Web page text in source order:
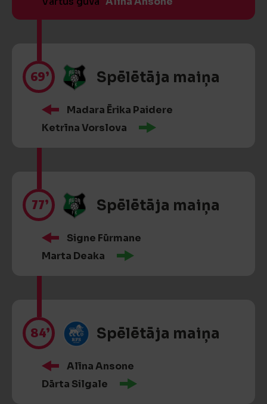
69’ Spēlētāja maiņa
Madara Ērika Paidere
Ketrīna Vorslova
77’ Spēlētāja maiņa
Signe Fūrmane
Marta Deaka
84’ Spēlētāja maiņa
Alīna Ansone
Dārta Silgale